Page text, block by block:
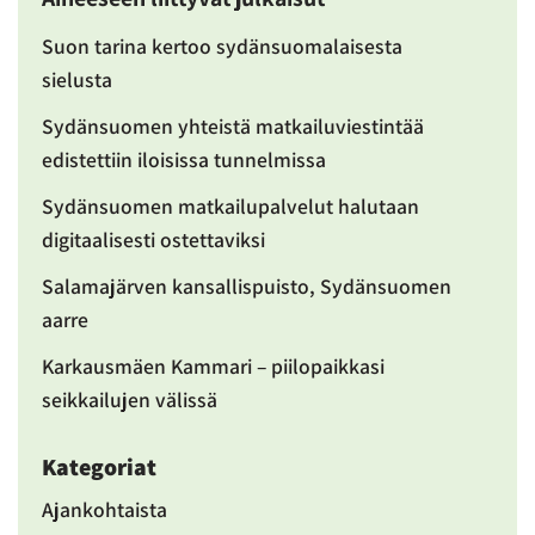
Suon tarina kertoo sydänsuomalaisesta
sielusta
Sydänsuomen yhteistä matkailuviestintää
edistettiin iloisissa tunnelmissa
Sydänsuomen matkailupalvelut halutaan
digitaalisesti ostettaviksi
Salamajärven kansallispuisto, Sydänsuomen
aarre
Karkausmäen Kammari – piilopaikkasi
seikkailujen välissä
Kategoriat
Ajankohtaista